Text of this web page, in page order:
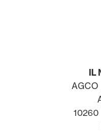
IL
AGCO
10260